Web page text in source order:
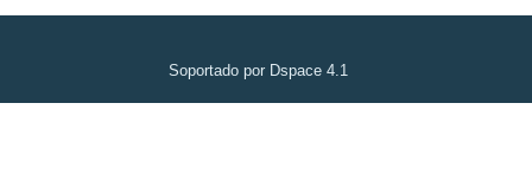
Soportado por Dspace 4.1